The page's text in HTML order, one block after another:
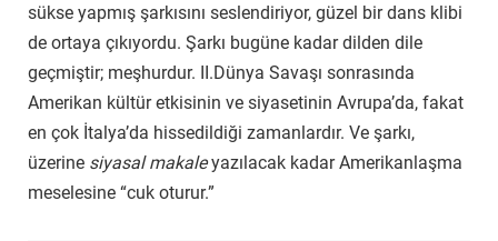
sükse yapmış şarkısını seslendiriyor, güzel bir dans klibi
de ortaya çıkıyordu. Şarkı bugüne kadar dilden dile
geçmiştir; meşhurdur. II.Dünya Savaşı sonrasında
Amerikan kültür etkisinin ve siyasetinin Avrupa’da, fakat
en çok İtalya’da hissedildiği zamanlardır. Ve şarkı,
üzerine siyasal makaleyazılacak kadar Amerikanlaşma
meselesine “cuk oturur.”